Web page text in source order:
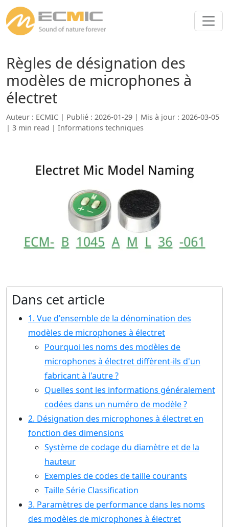
Règles de désignation des
modèles de microphones à
électret
Auteur : ECMIC | Publié : 2026-01-29 | Mis à jour : 2026-03-05
| 3 min read | Informations techniques
Dans cet article
1. Vue d'ensemble de la dénomination des
modèles de microphones à électret
Pourquoi les noms des modèles de
microphones à électret diffèrent-ils d'un
fabricant à l'autre ?
Quelles sont les informations généralement
codées dans un numéro de modèle ?
2. Désignation des microphones à électret en
fonction des dimensions
Système de codage du diamètre et de la
hauteur
Exemples de codes de taille courants
Taille Série Classification
3. Paramètres de performance dans les noms
des modèles de microphones à électret